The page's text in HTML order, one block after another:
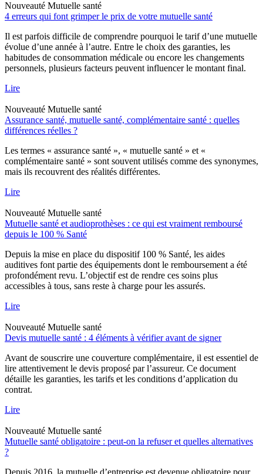
Nouveauté Mutuelle santé
4 erreurs qui font grimper le prix de votre mutuelle santé
Il est parfois difficile de comprendre pourquoi le tarif d’une mutuelle
évolue d’une année à l’autre. Entre le choix des garanties, les
habitudes de consommation médicale ou encore les changements
personnels, plusieurs facteurs peuvent influencer le montant final.
Lire
Nouveauté Mutuelle santé
Assurance santé, mutuelle santé, complémentaire santé : quelles
différences réelles ?
Les termes « assurance santé », « mutuelle santé » et «
complémentaire santé » sont souvent utilisés comme des synonymes,
mais ils recouvrent des réalités différentes.
Lire
Nouveauté Mutuelle santé
Mutuelle santé et audioprothèses : ce qui est vraiment remboursé
depuis le 100 % Santé
Depuis la mise en place du dispositif 100 % Santé, les aides
auditives font partie des équipements dont le remboursement a été
profondément revu. L’objectif est de rendre ces soins plus
accessibles à tous, sans reste à charge pour les assurés.
Lire
Nouveauté Mutuelle santé
Devis mutuelle santé : 4 éléments à vérifier avant de signer
Avant de souscrire une couverture complémentaire, il est essentiel de
lire attentivement le devis proposé par l’assureur. Ce document
détaille les garanties, les tarifs et les conditions d’application du
contrat.
Lire
Nouveauté Mutuelle santé
Mutuelle santé obligatoire : peut-on la refuser et quelles alternatives
?